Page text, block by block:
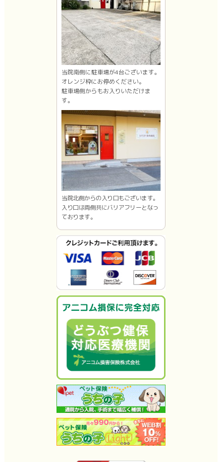
当院南側に駐車場が4台ございます。
オレンジ枠にお停めください。
駐車場側からもお入りいただけま
す。
当院北側からの入り口もございます。
入り口は両側共にバリアフリーとなっ
ております。